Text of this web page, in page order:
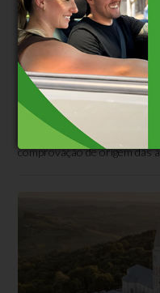
Polêmica Há 2 dias
Justiça suspende
haviam morrido
Liminar obtida pela defesa
procedimento em Gramado;
comprovação de origem das